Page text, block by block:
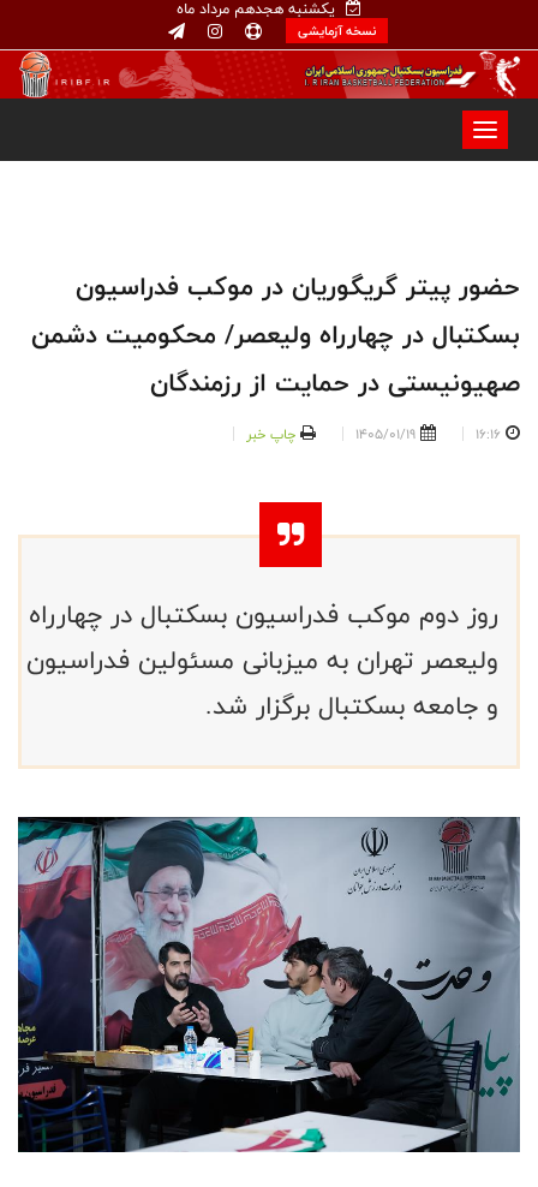
یکشنبه هجدهم مرداد ماه
نسخه آزمایشی
حضور پیتر گریگوریان در موکب فدراسیون
بسکتبال در چهارراه ولیعصر/ محکومیت دشمن
صهیونیستی در حمایت از رزمندگان
16:16
1405/01/19 چاپ خبر
روز دوم موکب فدراسیون بسکتبال در چهارراه
ولیعصر تهران به میزبانی مسئولین فدراسیون
و جامعه بسکتبال برگزار شد.